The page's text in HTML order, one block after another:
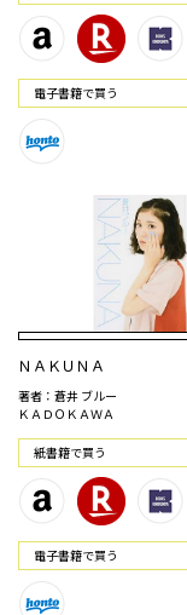
電⼦書籍で買う
ＮＡＫＵＮＡ
著者：蒼井 ブルー
ＫＡＤＯＫＡＷＡ
紙書籍で買う
電⼦書籍で買う